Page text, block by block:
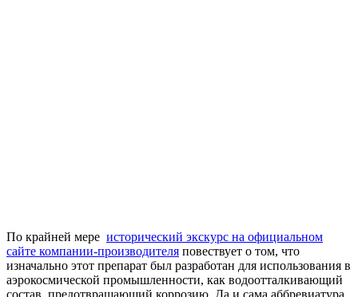
По крайней мере исторический экскурс на официальном
сайте компании-производителя повествует о том, что
изначально этот препарат был разработан для использования в
аэрокосмической промышленности, как водоотталкивающий
состав, предотвращающий коррозию. Да и сама аббревиатура